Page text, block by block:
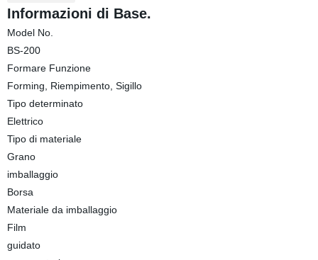
Informazioni di Base.
Model No.
BS-200
Formare Funzione
Forming, Riempimento, Sigillo
Tipo determinato
Elettrico
Tipo di materiale
Grano
imballaggio
Borsa
Materiale da imballaggio
Film
guidato